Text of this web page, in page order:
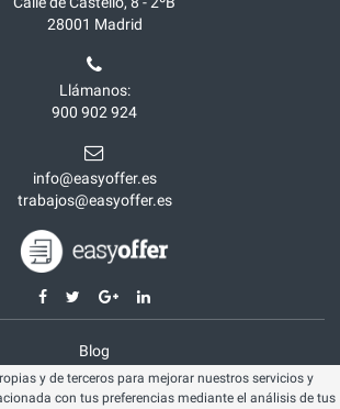
28001 Madrid
Llámanos:
900 902 924
info@easyoffer.es
trabajos@easyoffer.es
Blog
Opiniones
y de terceros para mejorar nuestros servicios y
con tus preferencias mediante el análisis de tus